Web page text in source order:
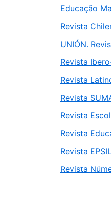
Educação
Revista
UNIÓN.
Revista
Revista
Revista
Revista
Revista
Revista
Revista